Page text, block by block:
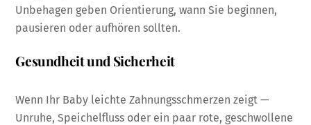
Unbehagen geben Orientierung, wann Sie beginnen,
pausieren oder aufhören sollten.
Gesundheit und Sicherheit
Wenn Ihr Baby leichte Zahnungsschmerzen zeigt —
Unruhe, Speichelfluss oder ein paar rote, geschwollene